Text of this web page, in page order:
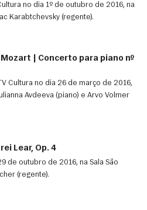
no dia 1º de outubro de 2016, na
Karabtchevsky (regente).
| Concerto para piano nº
Cultura no dia 26 de março de 2016,
Avdeeva (piano) e Arvo Volmer
Lear, Op. 4
de outubro de 2016, na Sala São
(regente).